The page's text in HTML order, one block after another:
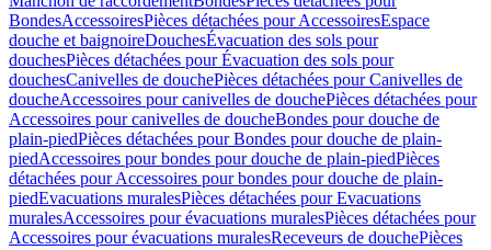
BondesAccessoiresPièces détachées pour AccessoiresEspace
douche et baignoireDouchesÉvacuation des sols pour
douchesPièces détachées pour Évacuation des sols pour
douchesCanivelles de douchePièces détachées pour Canivelles de
doucheAccessoires pour canivelles de douchePièces détachées pour
Accessoires pour canivelles de doucheBondes pour douche de
plain-piedPièces détachées pour Bondes pour douche de plain-
piedAccessoires pour bondes pour douche de plain-piedPièces
détachées pour Accessoires pour bondes pour douche de plain-
piedEvacuations muralesPièces détachées pour Evacuations
muralesAccessoires pour évacuations muralesPièces détachées pour
Accessoires pour évacuations muralesReceveurs de douchePièces